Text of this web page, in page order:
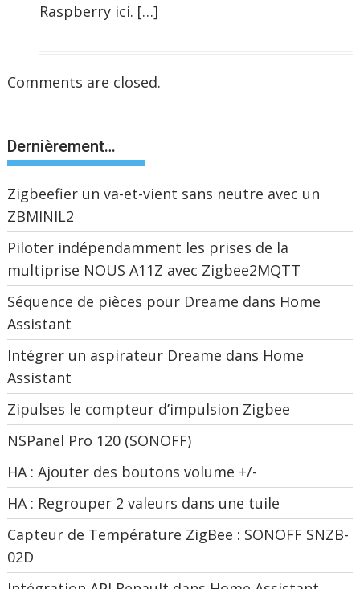
Raspberry ici. […]
Comments are closed.
Dernièrement…
Zigbeefier un va-et-vient sans neutre avec un
ZBMINIL2
Piloter indépendamment les prises de la
multiprise NOUS A11Z avec Zigbee2MQTT
Séquence de pièces pour Dreame dans Home
Assistant
Intégrer un aspirateur Dreame dans Home
Assistant
Zipulses le compteur d’impulsion Zigbee
NSPanel Pro 120 (SONOFF)
HA : Ajouter des boutons volume +/-
HA : Regrouper 2 valeurs dans une tuile
Capteur de Température ZigBee : SONOFF SNZB-
02D